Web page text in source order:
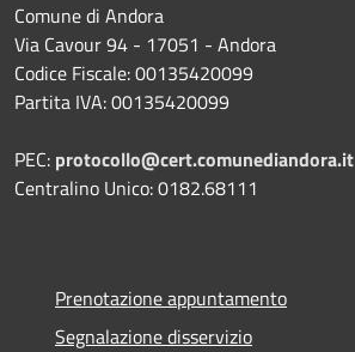
Comune di Andora
Via Cavour 94 - 17051 - Andora
Codice Fiscale: 00135420099
Partita IVA: 00135420099
PEC: protocollo@cert.comunediandora.it
Centralino Unico: 0182.68111
Prenotazione appuntamento
Segnalazione disservizio